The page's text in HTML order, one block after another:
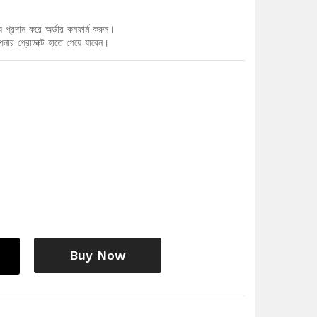
করে অর্ডার কনফার্ম করুন।
প্রোডাক্ট হাতে পেয়ে যাবেন।
Buy Now